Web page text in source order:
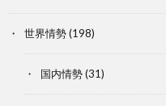
世界情勢(198)
国内情勢(31)